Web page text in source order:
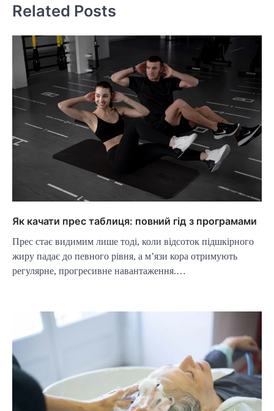
Related Posts
Як качати прес таблиця: повний гід з програмами
Прес стає видимим лише тоді, коли відсоток підшкірного
жиру падає до певного рівня, а м’язи кора отримують
регулярне, прогресивне навантаження.…